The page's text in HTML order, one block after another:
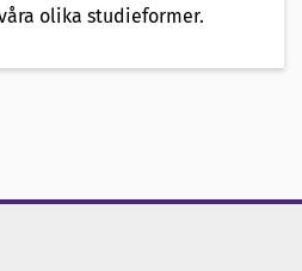
olika studieformer.